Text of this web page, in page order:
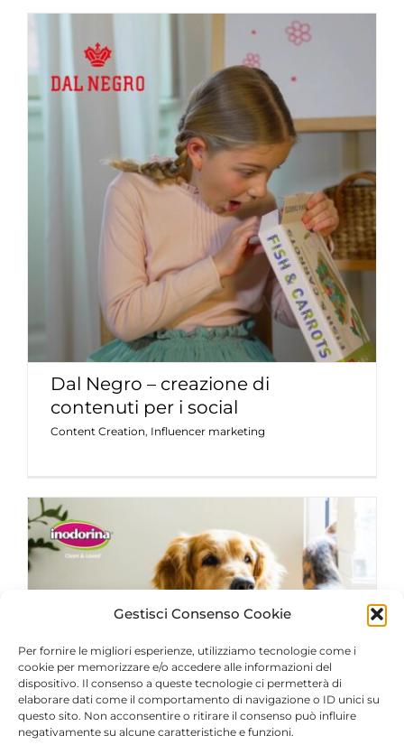
Gestisci Consenso Cookie
Per fornire le migliori esperienze, utilizziamo tecnologie come i
cookie per memorizzare e/o accedere alle informazioni del
dispositivo. Il consenso a queste tecnologie ci permetterà di
elaborare dati come il comportamento di navigazione o ID unici su
questo sito. Non acconsentire o ritirare il consenso può influire
negativamente su alcune caratteristiche e funzioni.
Dal Negro – creazione di contenuti
per i social
Content Creation Influencer marketing
Dal Negro – creazione di
contenuti per i social
Content Creation, Influencer marketing
Inodorina – creazione di contenuti
per i social
FattorePet